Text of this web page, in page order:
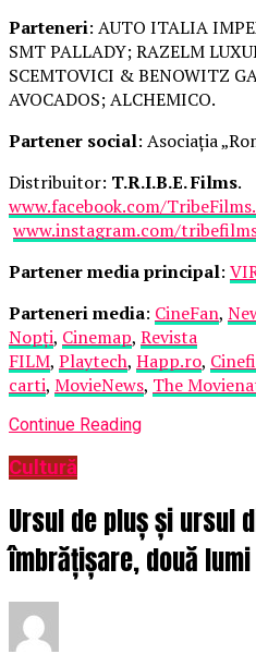
Parteneri: AUTO ITALIA
SMT PALLADY; RAZELM
SCEMTOVICI & BENOWITZ
AVOCADOS; ALCHEMICO.
Partener social: Asociația
Distribuitor: T.R.I.B.E. Films.
www.facebook.com/
www.instagram.com/
Partener media principal:
Parteneri media: CineFan,
Nopți, Cinemap, Revista
FILM, Playtech, Happ.ro,
carti, MovieNews, The
Continue Reading
Cultură
Ursul de pluș și ursul
îmbrățișare, două